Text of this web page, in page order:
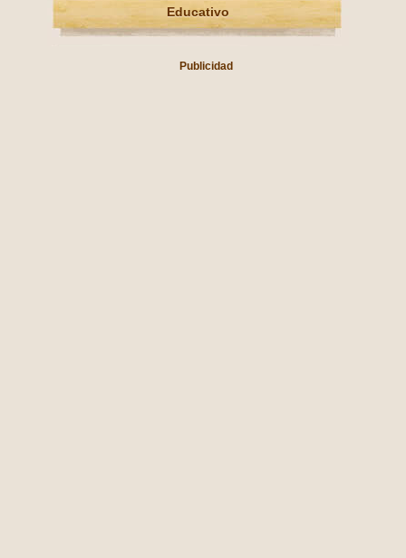
Educativo
Publicidad